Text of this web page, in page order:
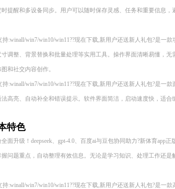
提醒和多设备同步。用户可以随时保存灵感、任务和重要信息，
持:winall/win7/win10/win11??现在下载,新用户还送新人礼包?是一
调整、背景替换和批量处理等实用工具。操作界面清晰易懂，无
和社交内容创作。
持:winall/win7/win10/win11??现在下载,新用户还送新人礼包?是一
高亮、自动补全和错误提示。软件界面简洁，启动速度快，适合
特色
面升级！deepseek、gpt-4.0、百度ai与豆包协同助力?新体育app正
问题重点，自动整理有效信息。无论是学习知识、处理工作还是
持:winall/win7/win10/win11??现在下载,新用户还送新人礼包?是一